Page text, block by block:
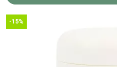
-15%